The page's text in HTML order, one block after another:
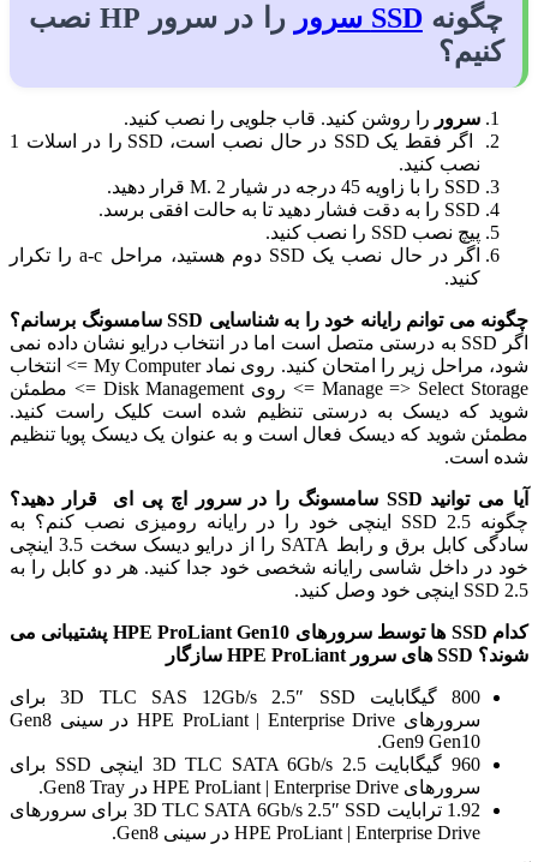
چگونهSSD سرور
را در سرور HP نصب
کنیم؟
سرور را روشن کنید. قاب جلویی را نصب کنید.
اگر فقط یک SSD در حال نصب است، SSD را در اسلات 1
نصب کنید.
SSD را با زاویه 45 درجه در شیار M. 2 قرار دهید.
SSD را به دقت فشار دهید تا به حالت افقی برسد.
پیچ نصب SSD را نصب کنید.
اگر در حال نصب یک SSD دوم هستید، مراحل a-c را تکرار
کنید.
چگونه می توانم رایانه خود را به شناسایی SSD سامسونگ برسانم؟
اگر SSD به درستی متصل است اما در انتخاب درایو نشان داده نمی
شود، مراحل زیر را امتحان کنید. روی نماد My Computer => انتخاب
Manage => Select Storage => روی Disk Management => مطمئن
شوید که دیسک به درستی تنظیم شده است کلیک راست کنید.
مطمئن شوید که دیسک فعال است و به عنوان یک دیسک پویا تنظیم
شده است.
آیا می توانید SSD سامسونگ را در سرور اچ پی ای قرار دهید؟
چگونه SSD 2.5 اینچی خود را در رایانه رومیزی نصب کنم؟ به
سادگی کابل برق و رابط SATA را از درایو دیسک سخت 3.5 اینچی
خود در داخل شاسی رایانه شخصی خود جدا کنید. هر دو کابل را به
SSD 2.5 اینچی خود وصل کنید.
کدام SSD ها توسط سرورهای HPE ProLiant Gen10 پشتیبانی می
شوند؟ SSD های سرور HPE ProLiant سازگار
800 گیگابایت 3D TLC SAS 12Gb/s 2.5″ SSD برای
سرورهای HPE ProLiant | Enterprise Drive در سینی Gen8
Gen9 Gen10.
960 گیگابایت 3D TLC SATA 6Gb/s 2.5 اینچی SSD برای
سرورهای HPE ProLiant | Enterprise Drive در Gen8 Tray.
1.92 ترابایت 3D TLC SATA 6Gb/s 2.5″ SSD برای سرورهای
HPE ProLiant | Enterprise Drive در سینی Gen8.